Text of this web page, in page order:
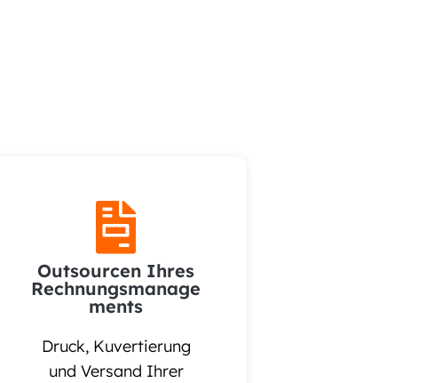

Outsourcen Ihres
Rechnungsmanage
ments
Druck, Kuvertierung
und Versand Ihrer